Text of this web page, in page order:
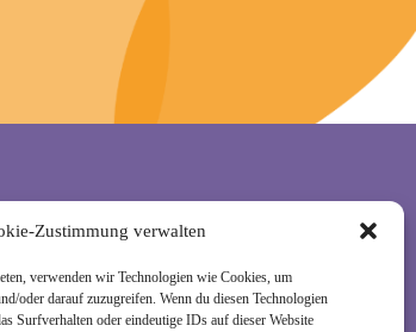
Zustimmung verwalten
verwenden wir Technologien wie Cookies, um
oder darauf zuzugreifen. Wenn du diesen Technologien
Surfverhalten oder eindeutige IDs auf dieser Website
Alle Details zur Nutzung